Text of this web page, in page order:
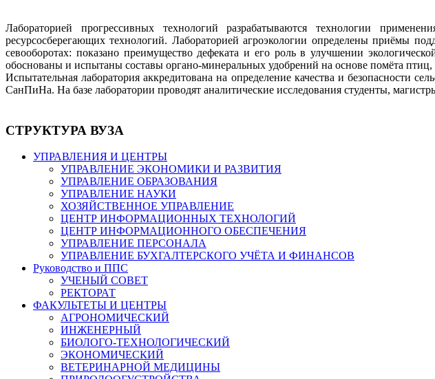
Лабораторией прогрессивных технологий разрабатываются технологии
ресурсосберегающих технологий. Лабораторией агроэкологии определены приёмы
севооборотах: показано преимущество дефеката и его роль в улучшении
обоснованы и испытаны составы органо-минеральных удобрений на основе помёта
Испытательная лаборатория аккредитована на определение качества и безопасности
СанПиНа. На базе лаборатории проводят аналитические исследования студенты,
СТРУКТУРА ВУЗА
УПРАВЛЕНИЯ И ЦЕНТРЫ
УПРАВЛЕНИЕ ЭКОНОМИКИ И РАЗВИТИЯ
УПРАВЛЕНИЕ ОБРАЗОВАНИЯ
УПРАВЛЕНИЕ НАУКИ
ХОЗЯЙСТВЕННОЕ УПРАВЛЕНИЕ
ЦЕНТР ИНФОРМАЦИОННЫХ ТЕХНОЛОГИЙ
ЦЕНТР ИНФОРМАЦИОННОГО ОБЕСПЕЧЕНИЯ
УПРАВЛЕНИЕ ПЕРСОНАЛА
УПРАВЛЕНИЕ БУХГАЛТЕРСКОГО УЧЁТА И ФИНАНСОВ
Руководство и ППС
УЧЕНЫЙ СОВЕТ
РЕКТОРАТ
ФАКУЛЬТЕТЫ И ЦЕНТРЫ
АГРОНОМИЧЕСКИЙ
ИНЖЕНЕРНЫЙ
БИОЛОГО-ТЕХНОЛОГИЧЕСКИЙ
ЭКОНОМИЧЕСКИЙ
ВЕТЕРИНАРНОЙ МЕДИЦИНЫ